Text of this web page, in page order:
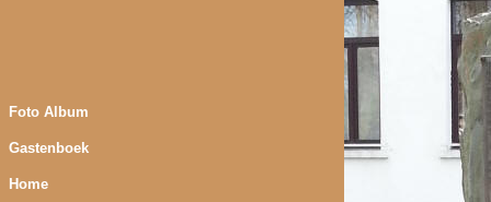
Foto Album
Gastenboek
Home